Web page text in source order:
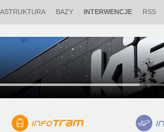
BAZY INTERWENCJE RSS